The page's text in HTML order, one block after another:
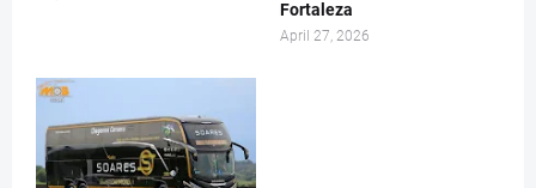
Fortaleza
April 27, 2026